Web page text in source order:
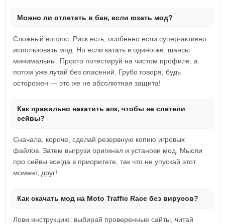
Можно ли отлететь в бан, если юзать мод?
Сложный вопрос. Риск есть, особенно если супер-активно
использовать мод. Но если катать в одиночке, шансы
минимальны. Просто потестируй на чистом профиле, а
потом уже лутай без опасений. Грубо говоря, будь
осторожен — это же не абсолютная защита!
Как правильно накатить апк, чтобы не слетели
сейвы?
Сначала, короче, сделай резервную копию игровых
файлов. Затем выгрузи оригинал и установи мод. Мысли
про сейвы всегда в приоритете, так что не упускай этот
момент, друг!
Как скачать мод на Moto Traffic Race без вирусов?
Лови инструкцию: выбирай проверенные сайты, читай